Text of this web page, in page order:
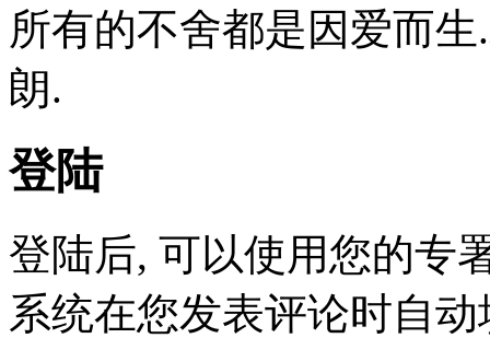
所有的不舍都是因爱而
朗.
登陆
登陆后, 可以使用您的专
系统在您发表评论时自